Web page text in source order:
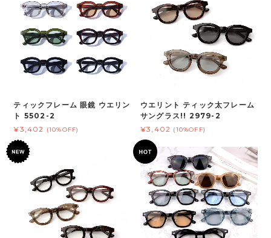
ティックフレーム 眼鏡 ウエリン
ト 5502-2
¥3,402
(10%OFF)
ウエリント ティック太フレーム
サングラス!! 2979-2
¥3,402 (10%OFF)